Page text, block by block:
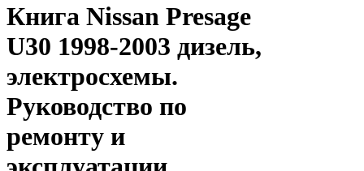
Книга Nissan Presage
U30 1998-2003 дизель,
электросхемы.
Руководство по
ремонту и